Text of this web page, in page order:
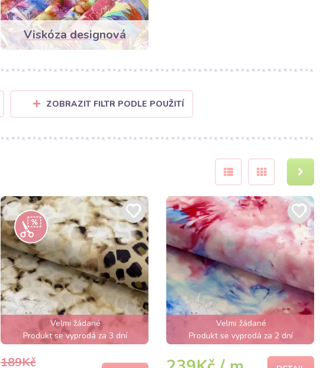
Viskóza designová
ZOBRAZIT FILTR PODLE POUŽITÍ
Velmi žádané
Produkt se vyprodá za 3 dní
189Kč
Velmi žádané
Produkt se vyprodá za 2 dní